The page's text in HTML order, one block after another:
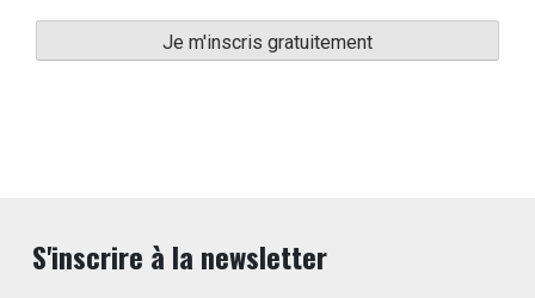
S'inscrire à la newsletter